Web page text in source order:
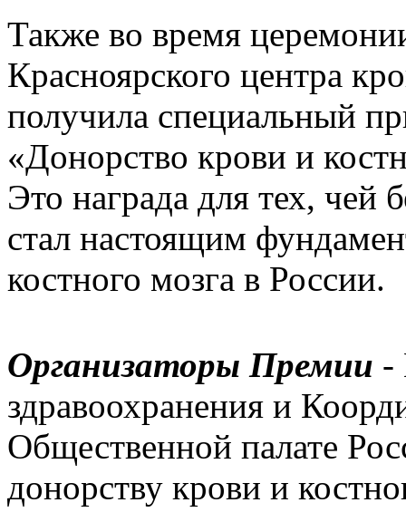
Также во время
Красноярского центра
получила специальный
«Донорство крови и
Это награда для тех, чей
стал настоящим
костного мозга в России.
Организаторы Премии -
здравоохранения и
Общественной палате
донорству крови и